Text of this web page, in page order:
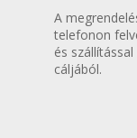
A
telefonon
és
cáljából.